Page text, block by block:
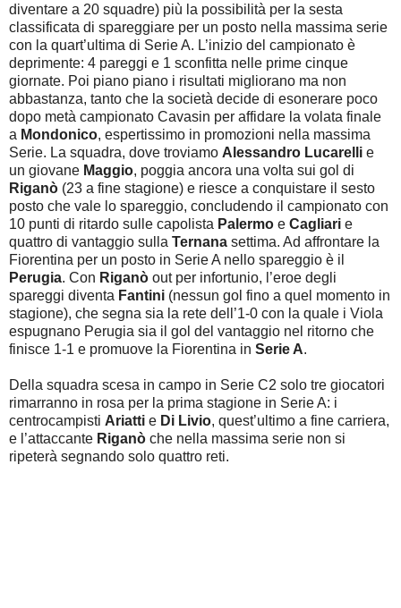
diventare a 20 squadre) più la possibilità per la sesta
classificata di spareggiare per un posto nella massima serie
con la quart’ultima di Serie A. L’inizio del campionato è
deprimente: 4 pareggi e 1 sconfitta nelle prime cinque
giornate. Poi piano piano i risultati migliorano ma non
abbastanza, tanto che la società decide di esonerare poco
dopo metà campionato Cavasin per affidare la volata finale
a Mondonico, espertissimo in promozioni nella massima
Serie. La squadra, dove troviamo Alessandro Lucarelli e
un giovane Maggio, poggia ancora una volta sui gol di
Riganò (23 a fine stagione) e riesce a conquistare il sesto
posto che vale lo spareggio, concludendo il campionato con
10 punti di ritardo sulle capolista Palermo e Cagliari e
quattro di vantaggio sulla Ternana settima. Ad affrontare la
Fiorentina per un posto in Serie A nello spareggio è il
Perugia. Con Riganò out per infortunio, l’eroe degli
spareggi diventa Fantini (nessun gol fino a quel momento in
stagione), che segna sia la rete dell’1-0 con la quale i Viola
espugnano Perugia sia il gol del vantaggio nel ritorno che
finisce 1-1 e promuove la Fiorentina in Serie A.
Della squadra scesa in campo in Serie C2 solo tre giocatori
rimarranno in rosa per la prima stagione in Serie A: i
centrocampisti Ariatti e Di Livio, quest’ultimo a fine carriera,
e l’attaccante Riganò che nella massima serie non si
ripeterà segnando solo quattro reti.